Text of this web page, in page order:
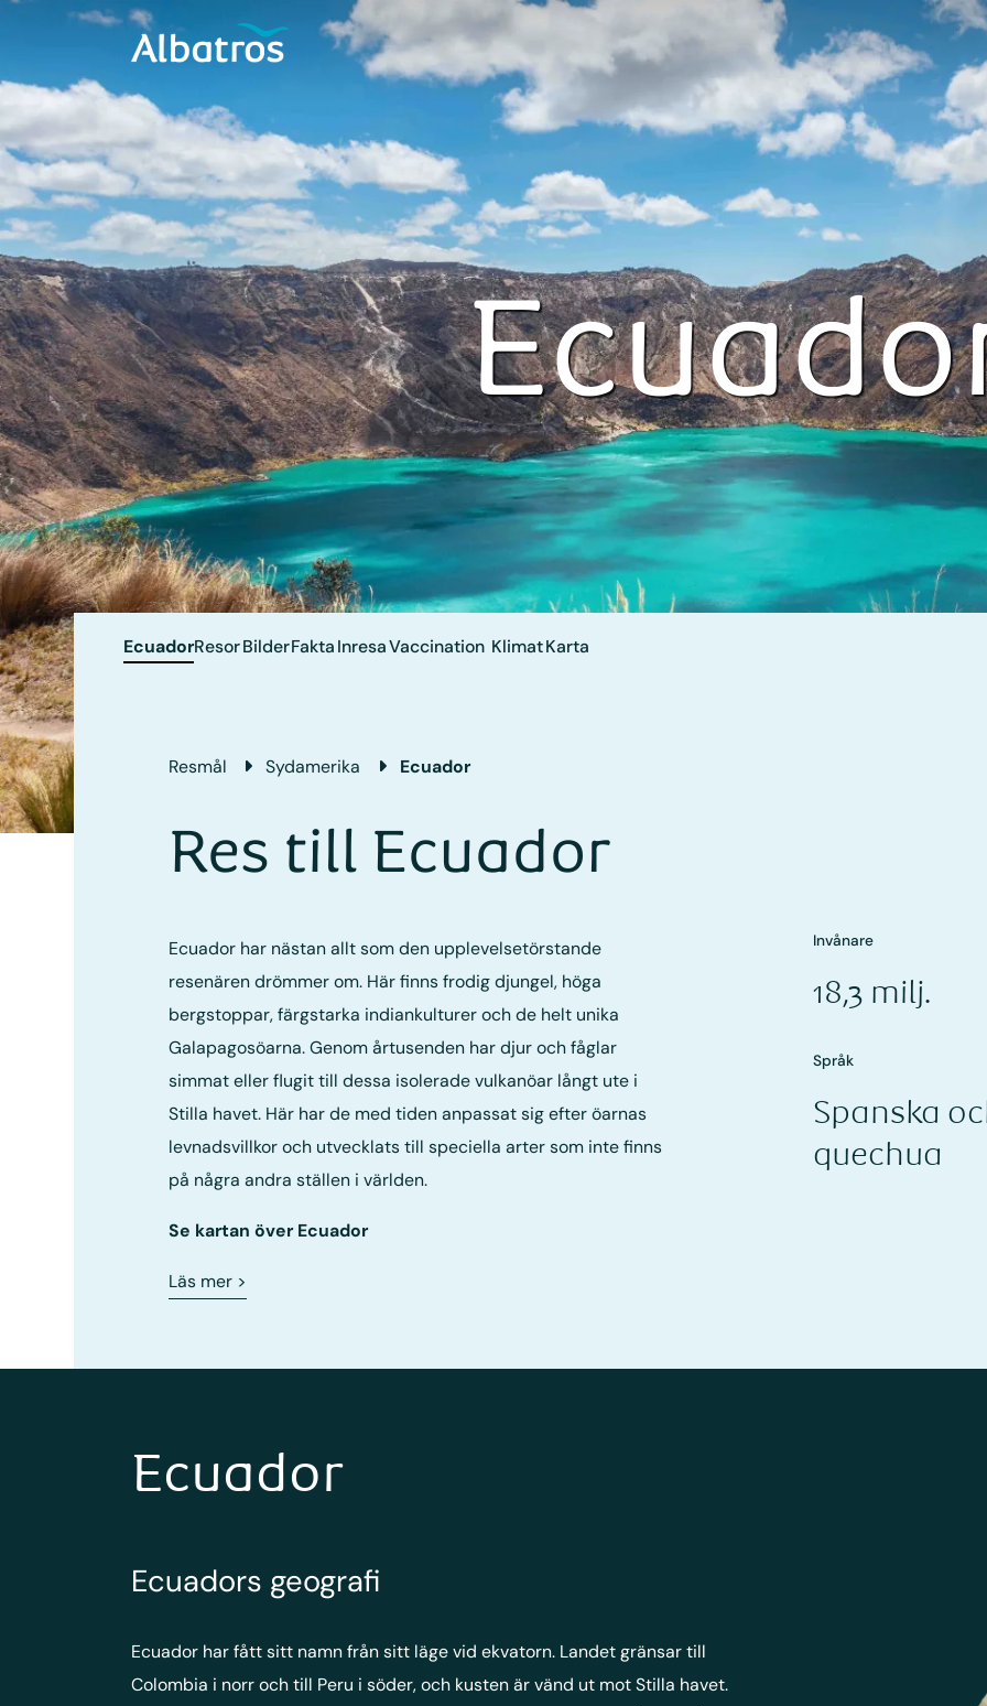
EcuadorResorBilderFaktaInresaVaccination KlimatKarta
Resmål Sydamerika Ecuador
Res till Ecuador
Ecuador har nästan allt som den upplevelsetörstande
resenären drömmer om. Här finns frodig djungel, höga
bergstoppar, färgstarka indiankulturer och de helt unika
Galapagosöarna. Genom årtusenden har djur och fåglar
simmat eller flugit till dessa isolerade vulkanöar långt ute i
Stilla havet. Här har de med tiden anpassat sig efter öarnas
levnadsvillkor och utvecklats till speciella arter som inte finns
på några andra ställen i världen.
Se kartan över Ecuador
Läs mer >
Invånare
18,3 milj.
Språk
Spanska
quechua
Ecuador
Ecuadors geografi
Ecuador har fått sitt namn från sitt läge vid ekvatorn. Landet gränsar till
Colombia i norr och till Peru i söder, och kusten är vänd ut mot Stilla havet.